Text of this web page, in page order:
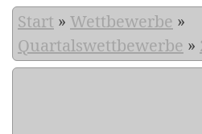
Start » Wettbewerbe »
Quartalswettbewerbe »